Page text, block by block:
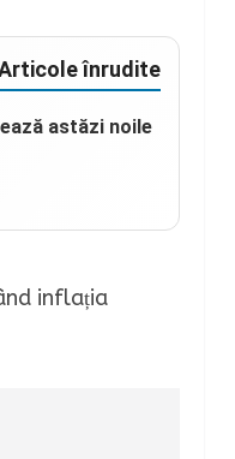
înrudite
astăzi noile
inflația